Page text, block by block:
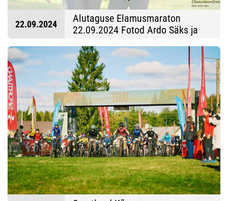
22.09.2024
Alutaguse Elamusmaraton
22.09.2024 Fotod Ardo Säks ja